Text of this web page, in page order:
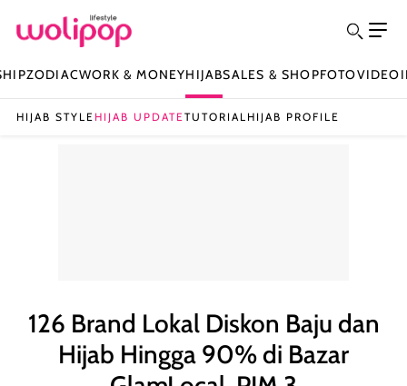
ZODIACWORK & MONEYHIJABSALES & SHOPFOTOVIDEO
HIJAB STYLE HIJAB UPDATETUTORIAL HIJAB PROFILE
126 Brand Lokal Diskon Baju dan
Hijab Hingga 90% di Bazar